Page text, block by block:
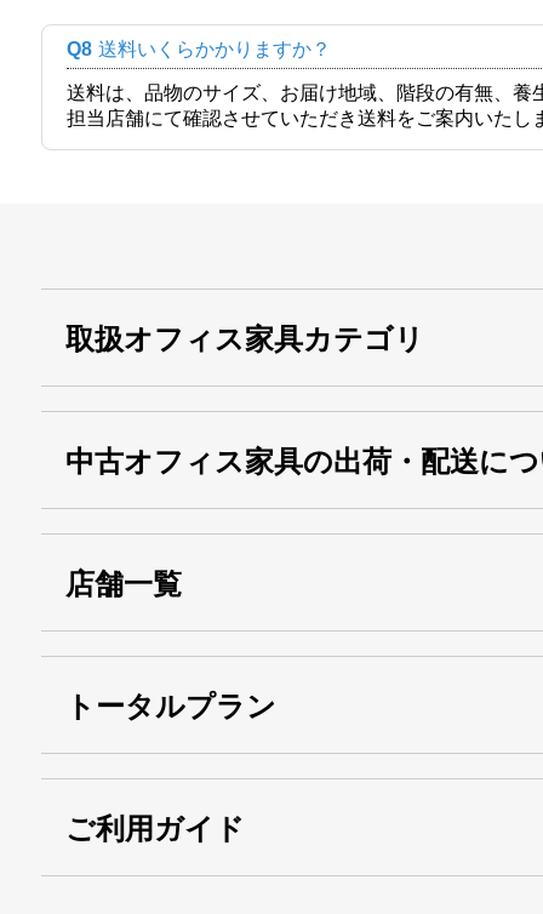
Q8 送料いくらかかりますか？
送料は、品物のサイズ、お届け地域、階段の有無、
担当店舗にて確認させていただき送料をご案内いたし
取扱オフィス家具カテゴリ
中古オフィス家具の出荷・配送に
店舗一覧
トータルプラン
ご利用ガイド